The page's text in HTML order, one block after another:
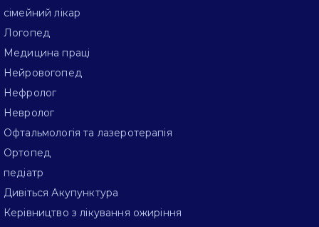
сімейний лікар
Логопед
Медицина праці
Нейровогопед
Нефролог
Невролог
Офтальмологія та лазеротерапія
Ортопед
педіатр
Дивіться Акупунктура
Керівництво з лікування ожиріння